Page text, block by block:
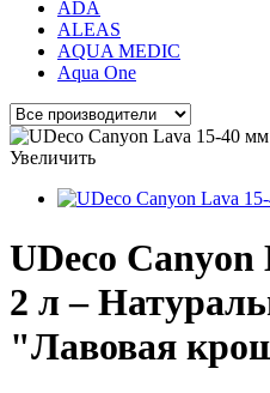
ADA
ALEAS
AQUA MEDIC
Aqua One
Увеличить
UDeco
2 л –
"Лавовая